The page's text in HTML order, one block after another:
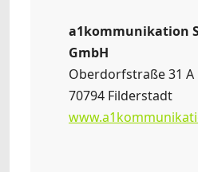
a1kommunikation
GmbH
Oberdorfstraße 31 A
70794 Filderstadt